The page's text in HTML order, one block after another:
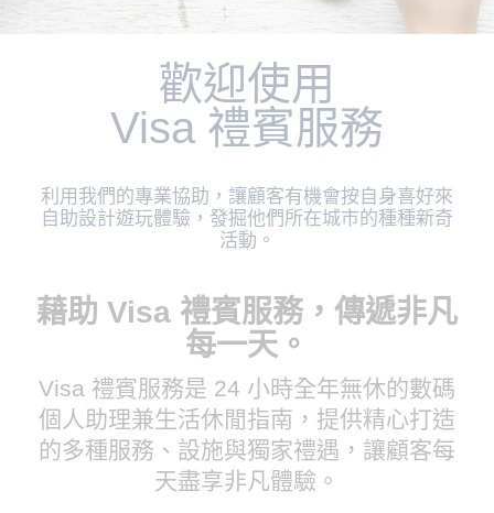
歡迎使用
Visa 禮賓服務
利用我們的專業協助，讓顧客有機會按自身喜好來
自助設計遊玩體驗，發掘他們所在城市的種種新奇
活動。
藉助 Visa 禮賓服務，傳遞非凡
每一天。
Visa 禮賓服務是 24 小時全年無休的數碼
個人助理兼生活休閒指南，提供精心打造
的多種服務、設施與獨家禮遇，讓顧客每
天盡享非凡體驗。